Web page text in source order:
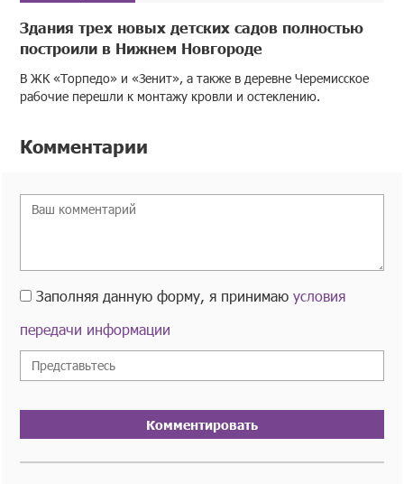
Здания трех новых детских садов полностью
построили в Нижнем Новгороде
В ЖК «Торпедо» и «Зенит», а также в деревне Черемисское
рабочие перешли к монтажу кровли и остеклению.
Комментарии
Заполняя данную форму, я принимаюусловия
передачи информации
Комментировать